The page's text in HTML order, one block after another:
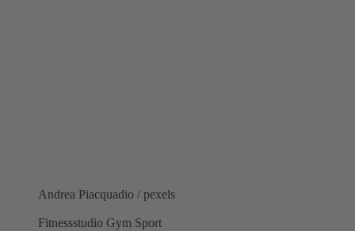
Andrea Piacquadio / pexels
Fitnessstudio Gym Sport